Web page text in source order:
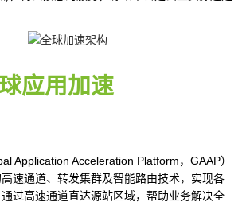
应用加速
Application Acceleration Platform，GAAP）
速通道、转发集群及智能路由技术，实现各
过高速通道直达源站区域，帮助业务解决全